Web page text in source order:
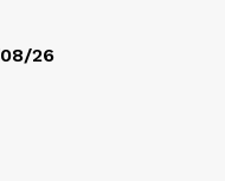
08/26